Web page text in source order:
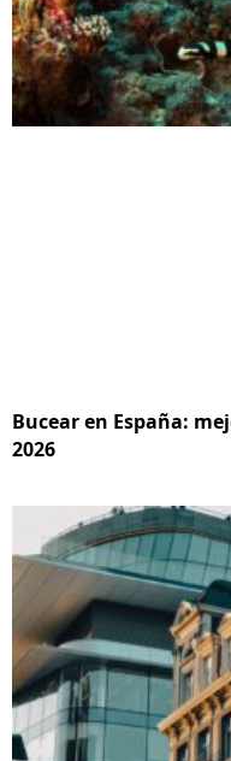
Bucear en España:
2026